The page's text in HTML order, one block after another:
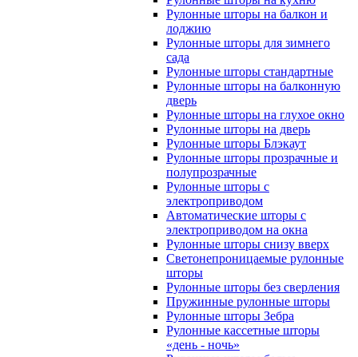
Рулонные шторы на балкон и
лоджию
Рулонные шторы для зимнего
сада
Рулонные шторы стандартные
Рулонные шторы на балконную
дверь
Рулонные шторы на глухое окно
Рулонные шторы на дверь
Рулонные шторы Блэкаут
Рулонные шторы прозрачные и
полупрозрачные
Рулонные шторы с
электроприводом
Автоматические шторы с
электроприводом на окна
Рулонные шторы снизу вверх
Светонепроницаемые рулонные
шторы
Рулонные шторы без сверления
Пружинные рулонные шторы
Рулонные шторы Зебра
Рулонные кассетные шторы
«день - ночь»